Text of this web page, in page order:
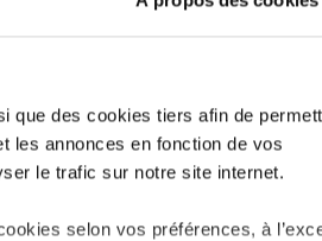
que des cookies tiers afin de
les annonces en fonction de vos
le trafic sur notre site internet.
selon vos préférences, à
est accessible à toute
à court ou long terme, au
du commerce de détail et de
les conditions